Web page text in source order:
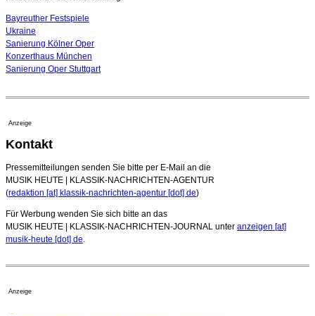
07. August 2026 - 13:20 Uhr
Bayreuther Festspiele
Ukraine
Sanierung Kölner Oper
Konzerthaus München
Sanierung Oper Stuttgart
Anzeige
Kontakt
Pressemitteilungen senden Sie bitte per E-Mail an die
MUSIK HEUTE | KLASSIK-NACHRICHTEN-AGENTUR
(redaktion [at] klassik-nachrichten-agentur [dot] de)
Für Werbung wenden Sie sich bitte an das
MUSIK HEUTE | KLASSIK-NACHRICHTEN-JOURNAL unter anzeigen [at]
musik-heute [dot] de
Anzeige